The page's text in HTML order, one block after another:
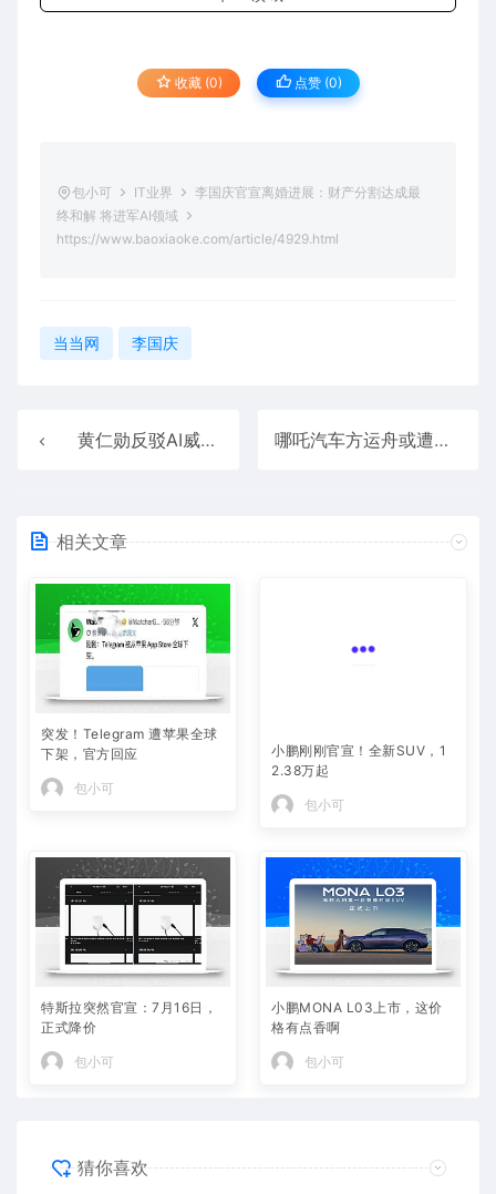
收藏 (0) 点赞 (0)
包小可 IT业界
李国庆官宣离婚进展：财产分割达成最
终和解 将进军AI领域
https://www.baoxiaoke.com/article/4929.html
当当网 李国庆
黄仁勋反驳AI威胁就业：程序员将被淘汰 就业不必恐慌 哪吒汽车方运舟或遭罢免：跨国车企资深人士将出任CEO
相关文章
突发！Telegram 遭苹果全球
下架，官方回应
包小可
小鹏刚刚官宣！全新SUV，1
2.38万起
包小可
特斯拉突然官宣：7月16日，
正式降价
包小可
小鹏MONA L03上市，这价
格有点香啊
包小可
猜你喜欢